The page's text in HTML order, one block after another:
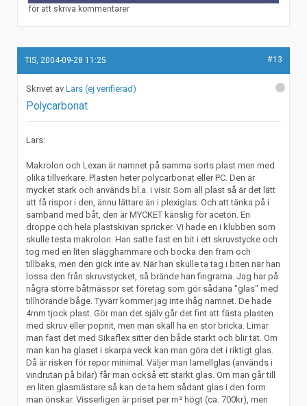
för att skriva kommentarer
TIS, 2004-09-28 11:25 #13
Lars (ej verifierad)
Polycarbonat
Lars:
Makrolon och Lexan är namnet på samma sorts plast men med
olika tillverkare. Plasten heter polycarbonat eller PC. Den är
mycket stark och används bl.a. i visir. Som all plast så är det lätt
att få rispor i den, ännu lättare än i plexiglas. Och att tänka på i
samband med båt, den är MYCKET känslig för aceton. En
droppe och hela plastskivan spricker. Vi hade en i klubben som
skulle testa makrolon. Han satte fast en bit i ett skruvstycke och
tog med en liten slägghammare och bocka den fram och
tillbaks, men den gick inte av. När han skulle ta tag i biten när han
lossa den från skruvstycket, så brände han fingrarna. Jag har på
några större båtmässor set företag som gör sådana "glas" med
tillhörande båge. Tyvärr kommer jag inte ihåg namnet. De hade
4mm tjock plast. Gör man det själv går det fint att fästa plasten
med skruv eller popnit, men man skall ha en stor bricka. Limar
man fast det med Sikaflex sitter den både starkt och blir tät. Om
man kan ha glaset i skarpa veck kan man göra det i riktigt glas.
Då är risken för repor minimal. Väljer man lamellglas (används i
vindrutan på bilar) får man också ett starkt glas. Om man går till
en liten glasmästare så kan de ta hem sådant glas i den form
man önskar. Visserligen är priset per m² högt (ca. 700kr), men